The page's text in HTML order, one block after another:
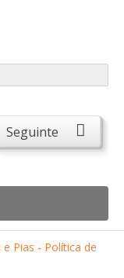
Seguinte
Pias - Política de